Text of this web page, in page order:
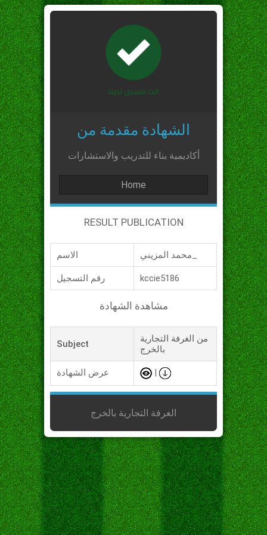
الشهادة مقدمة من
أكاديمية بناء للتدريب والاستشارات
Home
RESULT PUBLICATION
الاسم
رقم التسجيل kccie5186
مشاهدة الشهادة
Subject
من الغرفة التجارية
بالخرج
عرض الشهادة
الغرفة التجارية بالخرج